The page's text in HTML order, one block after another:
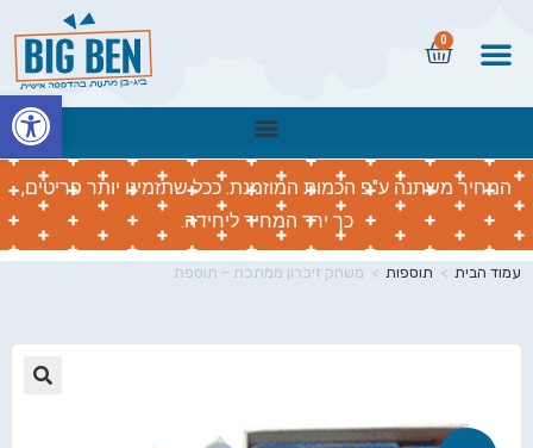
0
המחיר משתנה ע"פ הכמות המוזמנת. ככל שתזמינו יותר פריטים,
כך ירד המחיר ליחידה.
עמוד הבית > תוספות > משחק זיכרון ממתכת – תוספת